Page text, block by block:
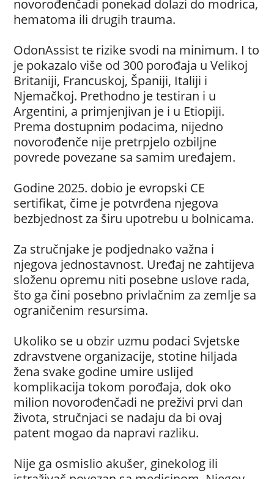
novorođenčadi ponekad dolazi do modrica,
hematoma ili drugih trauma.
OdonAssist te rizike svodi na minimum. I to
je pokazalo više od 300 porođaja u Velikoj
Britaniji, Francuskoj, Španiji, Italiji i
Njemačkoj. Prethodno je testiran i u
Argentini, a primjenjivan je i u Etiopiji.
Prema dostupnim podacima, nijedno
novorođenče nije pretrpjelo ozbiljne
povrede povezane sa samim uređajem.
Godine 2025. dobio je evropski CE
sertifikat, čime je potvrđena njegova
bezbjednost za širu upotrebu u bolnicama.
Za stručnjake je podjednako važna i
njegova jednostavnost. Uređaj ne zahtijeva
složenu opremu niti posebne uslove rada,
što ga čini posebno privlačnim za zemlje sa
ograničenim resursima.
Ukoliko se u obzir uzmu podaci Svjetske
zdravstvene organizacije, stotine hiljada
žena svake godine umire uslijed
komplikacija tokom porođaja, dok oko
milion novorođenčadi ne preživi prvi dan
života, stručnjaci se nadaju da bi ovaj
patent mogao da napravi razliku.
Nije ga osmislio akušer, ginekolog ili